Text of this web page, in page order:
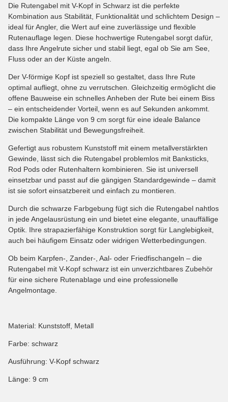
Die Rutengabel mit V-Kopf in Schwarz ist die perfekte
Kombination aus Stabilität, Funktionalität und schlichtem Design –
ideal für Angler, die Wert auf eine zuverlässige und flexible
Rutenauflage legen. Diese hochwertige Rutengabel sorgt dafür,
dass Ihre Angelrute sicher und stabil liegt, egal ob Sie am See,
Fluss oder an der Küste angeln.
Der V-förmige Kopf ist speziell so gestaltet, dass Ihre Rute
optimal aufliegt, ohne zu verrutschen. Gleichzeitig ermöglicht die
offene Bauweise ein schnelles Anheben der Rute bei einem Biss
– ein entscheidender Vorteil, wenn es auf Sekunden ankommt.
Die kompakte Länge von 9 cm sorgt für eine ideale Balance
zwischen Stabilität und Bewegungsfreiheit.
Gefertigt aus robustem Kunststoff mit einem metallverstärkten
Gewinde, lässt sich die Rutengabel problemlos mit Banksticks,
Rod Pods oder Rutenhaltern kombinieren. Sie ist universell
einsetzbar und passt auf die gängigen Standardgewinde – damit
ist sie sofort einsatzbereit und einfach zu montieren.
Durch die schwarze Farbgebung fügt sich die Rutengabel nahtlos
in jede Angelausrüstung ein und bietet eine elegante, unauffällige
Optik. Ihre strapazierfähige Konstruktion sorgt für Langlebigkeit,
auch bei häufigem Einsatz oder widrigen Wetterbedingungen.
Ob beim Karpfen-, Zander-, Aal- oder Friedfischangeln – die
Rutengabel mit V-Kopf schwarz ist ein unverzichtbares Zubehör
für eine sichere Rutenablage und eine professionelle
Angelmontage.
Material: Kunststoff, Metall
Farbe: schwarz
Ausführung: V-Kopf schwarz
Länge: 9 cm